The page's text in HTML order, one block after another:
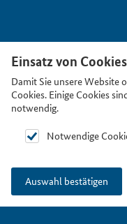
Einsatz von Cookies
Damit Sie unsere Website
Cookies. Einige Cookies
notwendig.
Notwendige
Auswahl bestätigen